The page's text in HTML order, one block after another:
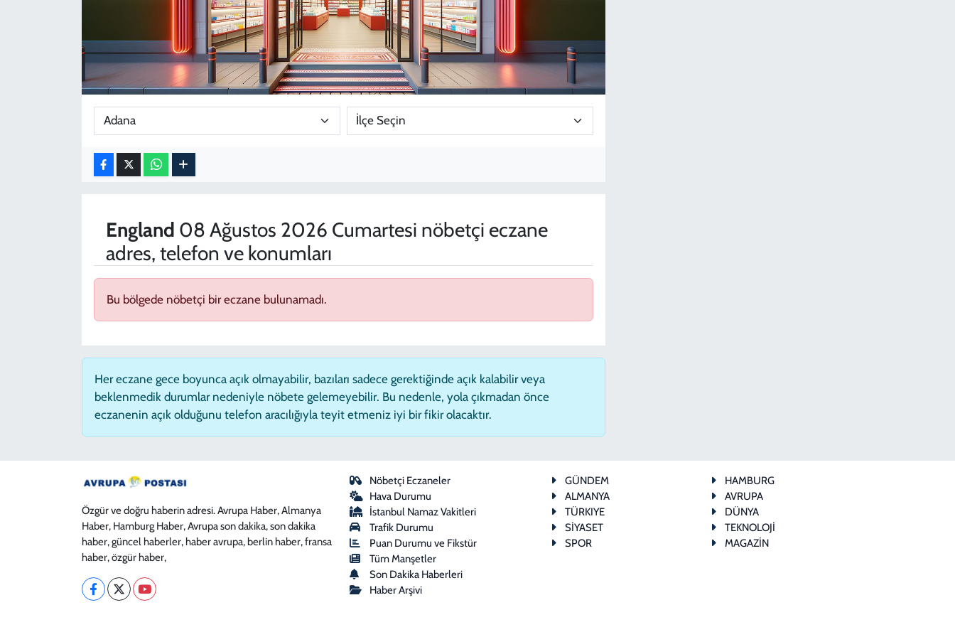
England 08 Ağustos 2026 Cumartesi nöbetçi eczane
adres, telefon ve konumları
Bu bölgede nöbetçi bir eczane bulunamadı.
Her eczane gece boyunca açık olmayabilir, bazıları sadece gerektiğinde açık kalabilir veya
beklenmedik durumlar nedeniyle nöbete gelemeyebilir. Bu nedenle, yola çıkmadan önce
eczanenin açık olduğunu telefon aracılığıyla teyit etmeniz iyi bir fikir olacaktır.
Özgür ve doğru haberin adresi. Avrupa Haber, Almanya
Haber, Hamburg Haber, Avrupa son dakika, son dakika
haber, güncel haberler, haber avrupa, berlin haber, fransa
haber, özgür haber,
Nöbetçi Eczaneler
Hava Durumu
İstanbul Namaz Vakitleri
Trafik Durumu
Puan Durumu ve Fikstür
Tüm Manşetler
Son Dakika Haberleri
Haber Arşivi
GÜNDEM
HAMBURG
ALMANYA
AVRUPA
TÜRKIYE
DÜNYA
SİYASET
TEKNOLOJİ
SPOR
MAGAZİN
YAZARLAR